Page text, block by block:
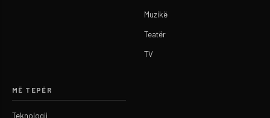
Muzikë
Teatër
TV
MË TEPËR
Teknologji